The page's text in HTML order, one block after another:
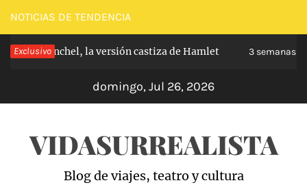
Saltar
al
contenido
NOTICIAS DE TENDENCIA
Exclusivo
de Carabanchel, la versión castiza de Hamlet 3 semanas
domingo, Jul 26, 2026
VIDASURREALISTA
Blog de viajes, teatro y cultura